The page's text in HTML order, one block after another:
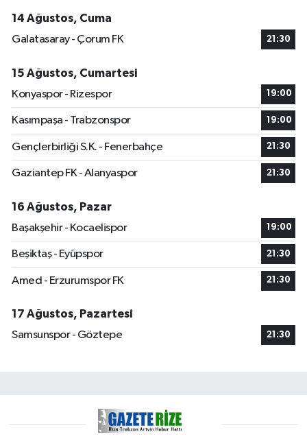
14 Ağustos, Cuma
Galatasaray - Çorum FK
21:30
15 Ağustos, Cumartesi
Konyaspor - Rizespor
19:00
Kasımpaşa - Trabzonspor 19:00
Gençlerbirliği S.K. - Fenerbahçe 21:30
Gaziantep FK - Alanyaspor 21:30
16 Ağustos, Pazar
Başakşehir - Kocaelispor
19:00
Beşiktaş - Eyüpspor 21:30
Amed - Erzurumspor FK 21:30
17 Ağustos, Pazartesi
Samsunspor - Göztepe
21:30